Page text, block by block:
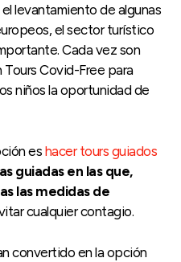
levantamiento de algunas
el sector turístico
Cada vez son
Tours Covid-Free para
niños la oportunidad de
es hacer tours guiados
guiadas en las que,
las medidas de
cualquier contagio.
convertido en la opción